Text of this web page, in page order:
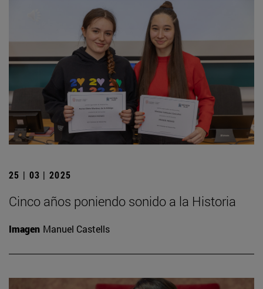
25 | 03 | 2025
Cinco años poniendo sonido a la Historia
Imagen Manuel Castells